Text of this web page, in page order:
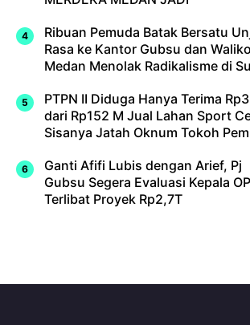
Ribuan Pemuda Batak Bersatu
Rasa ke Kantor Gubsu dan
Medan Menolak Radikalisme di
PTPN II Diduga Hanya Terima
dari Rp152 M Jual Lahan Sport
Sisanya Jatah Oknum Tokoh
Ganti Afifi Lubis dengan Arief, Pj
Gubsu Segera Evaluasi Kepala
Terlibat Proyek Rp2,7T